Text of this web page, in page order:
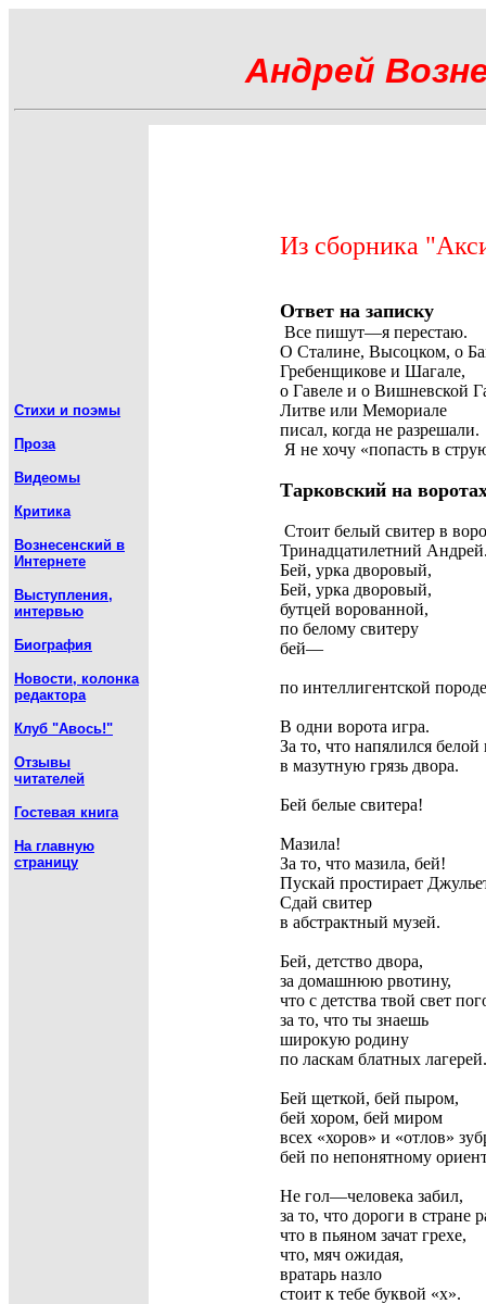
Андрей
Стихи и поэмы
Проза
Видеомы
Критика
Вознесенский в
Интернете
Выступления,
интервью
Биография
Новости, колонка
редактора
Клуб "Авось!"
Отзывы
читателей
Гостевая книга
На главную
страницу
Из сборника
Ответ на записку
Все пишут—я перестаю.
О Сталине, Высоцком, о
Гребенщикове и Шагале,
о Гавеле и о Вишневской
Литве или Мемориале
писал, когда не разрешали.
Я не хочу «попасть в
Тарковский на
Стоит белый свитер в
Тринадцатилетний
Бей, урка дворовый,
Бей, урка дворовый,
бутцей ворованной,
по белому свитеру
бей—
по интеллигентской
В одни ворота игра.
За то, что напялился
в мазутную грязь двора.
Бей белые свитера!
Мазила!
За то, что мазила, бей!
Пускай простирает
Сдай свитер
в абстрактный музей.
Бей, детство двора,
за домашнюю рвотину,
что с детства твой свет
за то, что ты знаешь
широкую родину
по ласкам блатных лагерей.
Бей щеткой, бей пыром,
бей хором, бей миром
всех «хоров» и «отлов»
бей по непонятному
Не гол—человека забил,
за то, что дороги в стране
что в пьяном зачат грехе,
что, мяч ожидая,
вратарь назло
стоит к тебе буквой «х».